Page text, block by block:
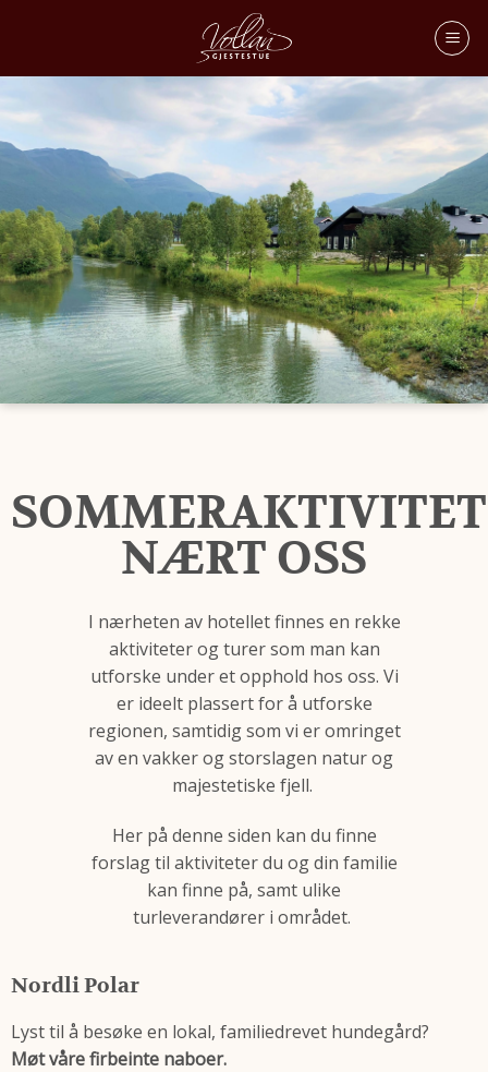
AKTIVITETER
NÆRT OSS
I nærheten av hotellet finnes en rekke
aktiviteter og turer som man kan
utforske under et opphold hos oss. Vi
er ideelt plassert for å utforske
regionen, samtidig som vi er omringet
av en vakker og storslagen natur og
majestetiske fjell.
Her på denne siden kan du finne
forslag til aktiviteter du og din familie
kan finne på, samt ulike
turleverandører i området.
Nordli Polar
Lyst til å besøke en lokal, familiedrevet hundegård?
Møt våre firbeinte naboer.